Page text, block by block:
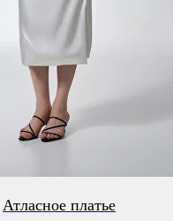
Атласное платье